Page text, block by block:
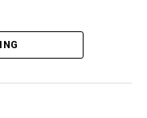
de